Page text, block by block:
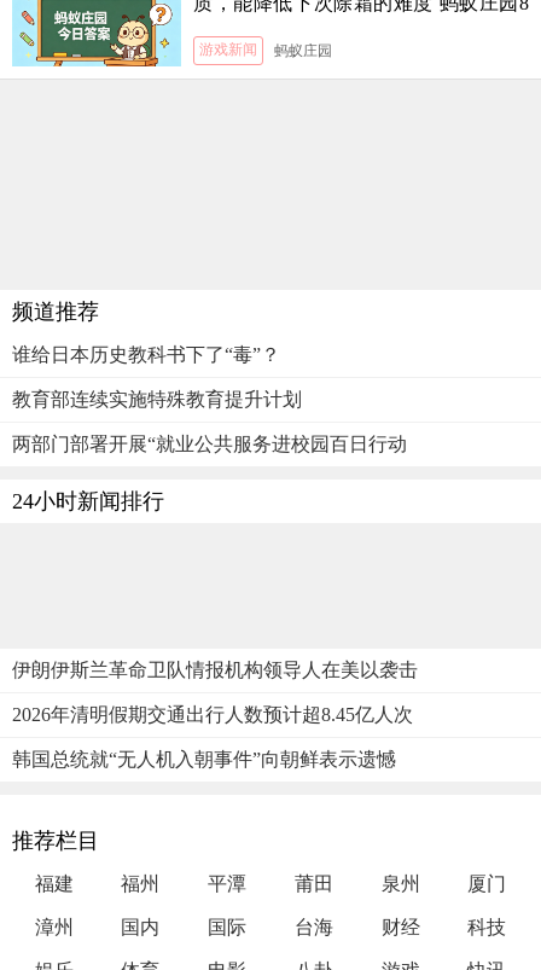
月5日答案
游戏新闻 蚂蚁庄园
频道推荐
谁给日本历史教科书下了“毒”？
教育部连续实施特殊教育提升计划
两部门部署开展“就业公共服务进校园百日行动
24小时新闻排行
伊朗伊斯兰革命卫队情报机构领导人在美以袭击
2026年清明假期交通出行人数预计超8.45亿人次
韩国总统就“无人机入朝事件”向朝鲜表示遗憾
推荐栏目
福建 福州 平潭 莆田 泉州 厦门
漳州 国内 国际 台海 财经 科技